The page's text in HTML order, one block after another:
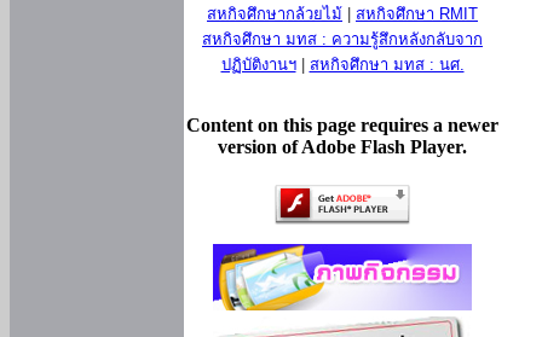
สหกิจศึกษากล้วยไม้
สหกิจศึกษา RMIT
สหกิจศึกษา มทส : ความรู้สึกหลังกลับจาก
ปฏิบัติงานฯ| สหกิจศึกษา มทส : นศ.
Content on this page requires a newer
version of Adobe Flash Player.